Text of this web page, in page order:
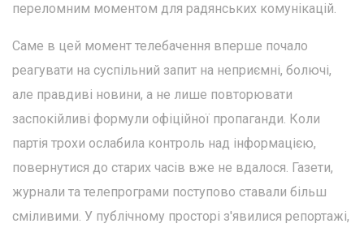
переломним моментом для радянських комунікацій.
Саме в цей момент телебачення вперше почало
реагувати на суспільний запит на неприємні, болючі,
але правдиві новини, а не лише повторювати
заспокійливі формули офіційної пропаганди. Коли
партія трохи ослабила контроль над інформацією,
повернутися до старих часів вже не вдалося. Газети,
журнали та телепрограми поступово ставали більш
сміливими. У публічному просторі з'явилися репортажі,